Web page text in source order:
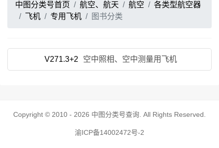
中图分类号首页 航空、航天 航空
各类型航空器
飞机
专用飞机 图书分类
V271.3+2 空中照相、空中测量用飞机
Copyright © 2010 - 2026 中图分类号查询 . All Rights Reserved.
渝ICP备14002472号-2